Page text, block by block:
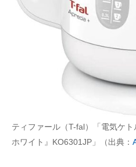
好きが集まる 比べて選べる
ビジネスと働き方のヒント
AI活用のいまが分かる
経営リーダーのコミュニティ
マーケ×ITの今がよく分かる
ティファール（T-fal）「電気ケ
ホワイト』KO6301JP」（出典：